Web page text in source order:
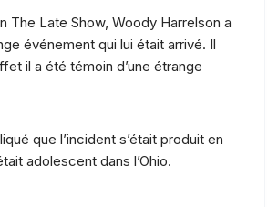
The Late Show, Woody Harrelson a
événement qui lui était arrivé. Il
il a été témoin d’une étrange
que l’incident s’était produit en
adolescent dans l’Ohio.